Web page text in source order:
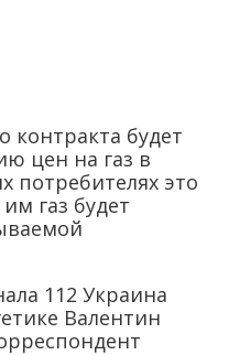
контракта будет
цен на газ в
потребителях это
газ будет
112 Украина
Валентин